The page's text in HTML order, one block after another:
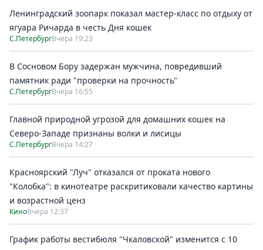
Ленинградский зоопарк показал мастер-класс по отдыху от
ягуара Ричарда в честь Дня кошек
С.ПетербургВчера 19:23
В Сосновом Бору задержан мужчина, повредивший
памятник ради "проверки на прочность"
С.ПетербургВчера 16:55
Главной природной угрозой для домашних кошек на
Северо-Западе признаны волки и лисицы
С.ПетербургВчера 14:27
Красноярский "Луч" отказался от проката нового
"Колобка": в кинотеатре раскритиковали качество картины
и возрастной ценз
КиноВчера 12:37
График работы вестибюля "Чкаловской" изменится с 10